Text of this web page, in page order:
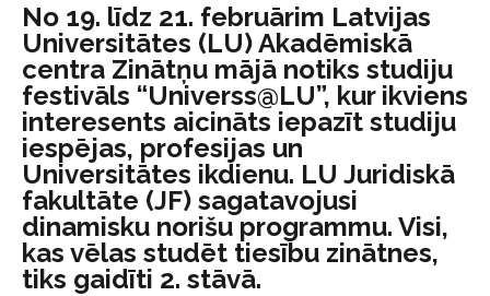
No 19. līdz 21. februārim Latvijas
Universitātes (LU) Akadēmiskā
centra Zinātņu mājā notiks studiju
festivāls “Universs@LU”, kur ikviens
interesents aicināts iepazīt studiju
iespējas, profesijas un
Universitātes ikdienu. LU Juridiskā
fakultāte (JF) sagatavojusi
dinamisku norišu programmu. Visi,
kas vēlas studēt tiesību zinātnes,
tiks gaidīti 2. stāvā.